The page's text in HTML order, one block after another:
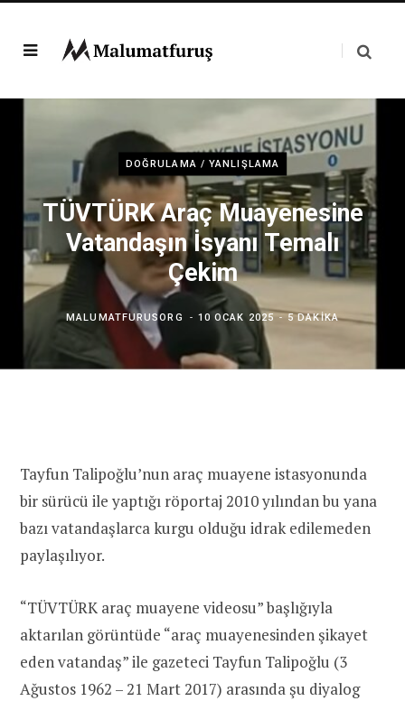
DOĞRULAMA / YANLIŞLAMA
TÜVTÜRK Araç Muayenesine
Vatandaşın İsyanı Temalı
Çekim
MALUMATFURUSORG 10 OCAK 2025 5 DAKIKA
Tayfun Talipoğlu’nun araç muayene istasyonunda
bir sürücü ile yaptığı röportaj 2010 yılından bu yana
bazı vatandaşlarca kurgu olduğu idrak edilemeden
paylaşılıyor.
“TÜVTÜRK araç muayene videosu” başlığıyla
aktarılan görüntüde “araç muayenesinden şikayet
eden vatandaş” ile gazeteci Tayfun Talipoğlu (3
Ağustos 1962 – 21 Mart 2017) arasında şu diyalog